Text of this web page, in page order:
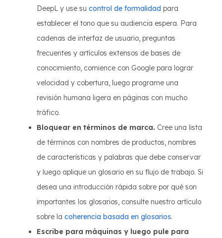
DeepL y use su control de formalidad para
establecer el tono que su audiencia espera. Para
cadenas de interfaz de usuario, preguntas
frecuentes y artículos extensos de bases de
conocimiento, comience con Google para lograr
velocidad y cobertura, luego programe una
revisión humana ligera en páginas con mucho
tráfico.
Bloquear en términos de marca. Cree una lista
de términos con nombres de productos, nombres
de características y palabras que debe conservar
y luego aplique un glosario en su flujo de trabajo. Si
desea una introducción rápida sobre por qué son
importantes los glosarios, consulte nuestro artículo
sobre la coherencia basada en glosarios.
Escribe para máquinas y luego pule para